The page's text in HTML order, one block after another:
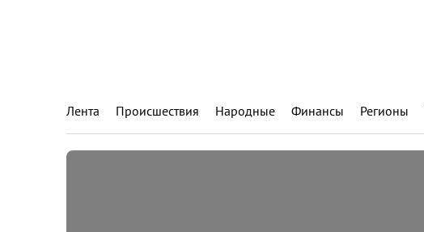
Лента Происшествия Народные Финансы Регионы